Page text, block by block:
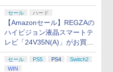
セール ハード
【Amazonセール】REGZAの
ハイビジョン液晶スマートテ
レビ「24V35N(A)」がお買い
得！
セール PS5 PS4
Switch2
WIN